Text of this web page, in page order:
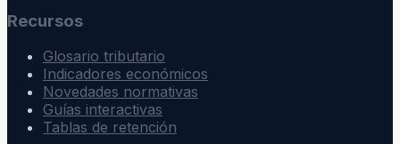
Recursos
Glosario tributario
Indicadores económicos
Novedades normativas
Guías interactivas
Tablas de retención